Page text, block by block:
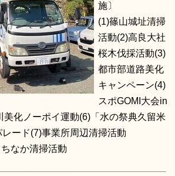
施〕
(1)篠山城址清掃
活動(2)高良大社
桜木伐採活動(3)
都市部道路美化
キャンペーン(4)
スポGOMI大会in
美化ノーポイ運動(6)「水の祭典久留米
ード(7)事業所周辺清掃活動​
なか清掃活動